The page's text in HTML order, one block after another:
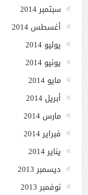
سبتمبر 2014
أغسطس 2014
يوليو 2014
يونيو 2014
مايو 2014
أبريل 2014
مارس 2014
فبراير 2014
يناير 2014
ديسمبر 2013
نوفمبر 2013